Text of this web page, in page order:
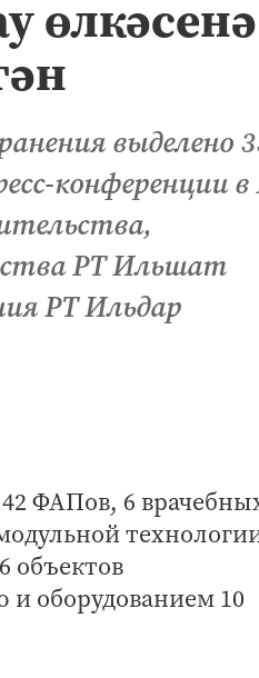
өлкәсенә
выделено
конференции
РТ Ильшат
РТ Ильдар
42 ФАПов, 6
объектов
оборудованием 10